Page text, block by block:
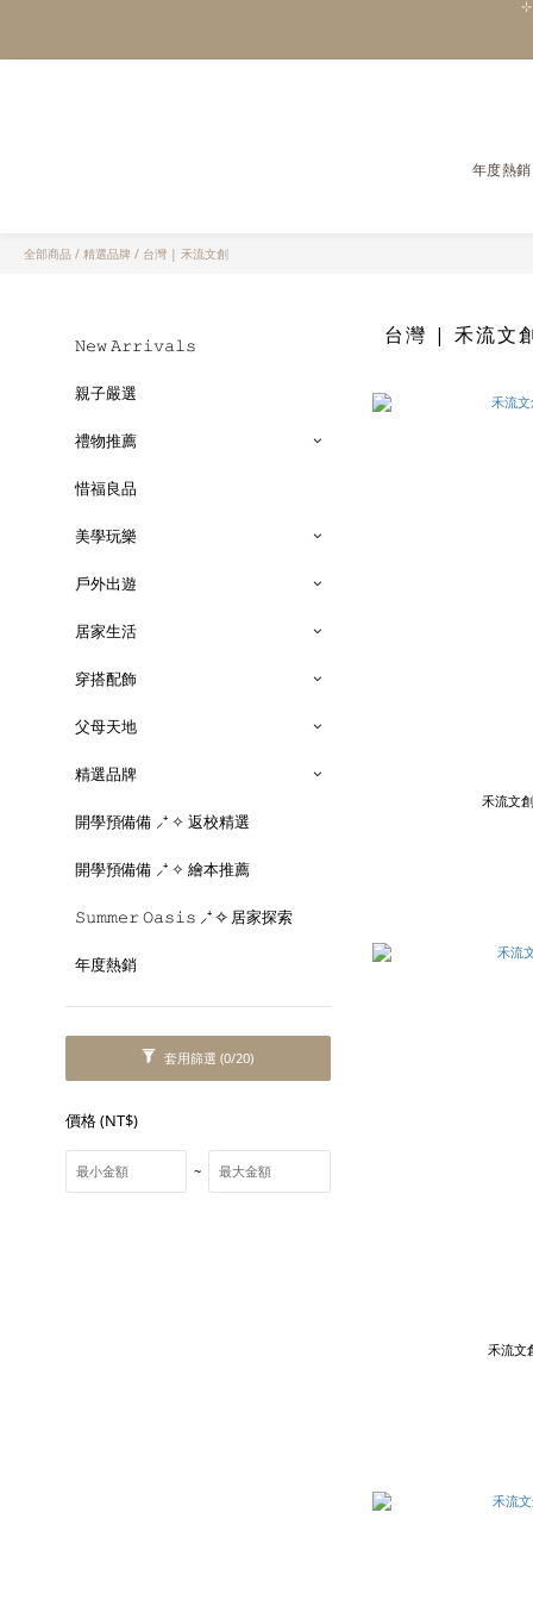
年度熱銷
全部商品 / 精選品牌 / 台灣 | 禾流文創
𝙽𝚎𝚠 𝙰𝚛𝚛𝚒𝚟𝚊𝚕𝚜
親子嚴選
禮物推薦
惜福良品
美學玩樂
戶外出遊
居家生活
穿搭配飾
父母天地
精選品牌
開學預備備 ⸝⁺ ✧ 返校精選
開學預備備 ⸝⁺ ✧ 繪本推薦
𝚂𝚞𝚖𝚖𝚎𝚛 𝙾𝚊𝚜𝚒𝚜 ⸝⁺ ✧ 居家探索
年度熱銷
套用篩選(0/20)
價格 (NT$)
~
台灣 | 禾流文
禾流文
禾流文